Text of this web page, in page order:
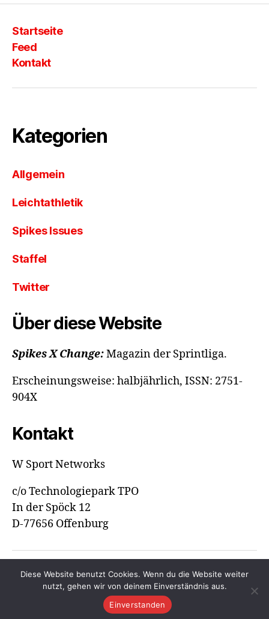
Startseite
Feed
Kontakt
Kategorien
Allgemein
Leichtathletik
Spikes Issues
Staffel
Twitter
Über diese Website
Spikes X Change:Magazin der Sprintliga.
Erscheinungsweise: halbjährlich, ISSN: 2751-
904X
Kontakt
W Sport Networks
c/o Technologiepark TPO
In der Spöck 12
D-77656 Offenburg
© 2026Spikes Magazine
Datenschutzerklärung
Hoch↑
Diese Website benutzt Cookies. Wenn du die Website weiter
nutzt, gehen wir von deinem Einverständnis aus.
Einverstanden